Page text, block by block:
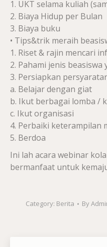
1. UKT selama kuliah
2. Biaya Hidup per Bulan
3. Biaya buku
• Tips&trik meraih
1. Riset & rajin mencari
2. Pahami jenis beasiswa
3. Persiapkan
a. Belajar dengan giat
b. Ikut berbagai lomba /
c. Ikut organisasi
4. Perbaiki keterampilan
5. Berdoa
Ini lah acara webinar
bermanfaat untuk
Category: Berita By